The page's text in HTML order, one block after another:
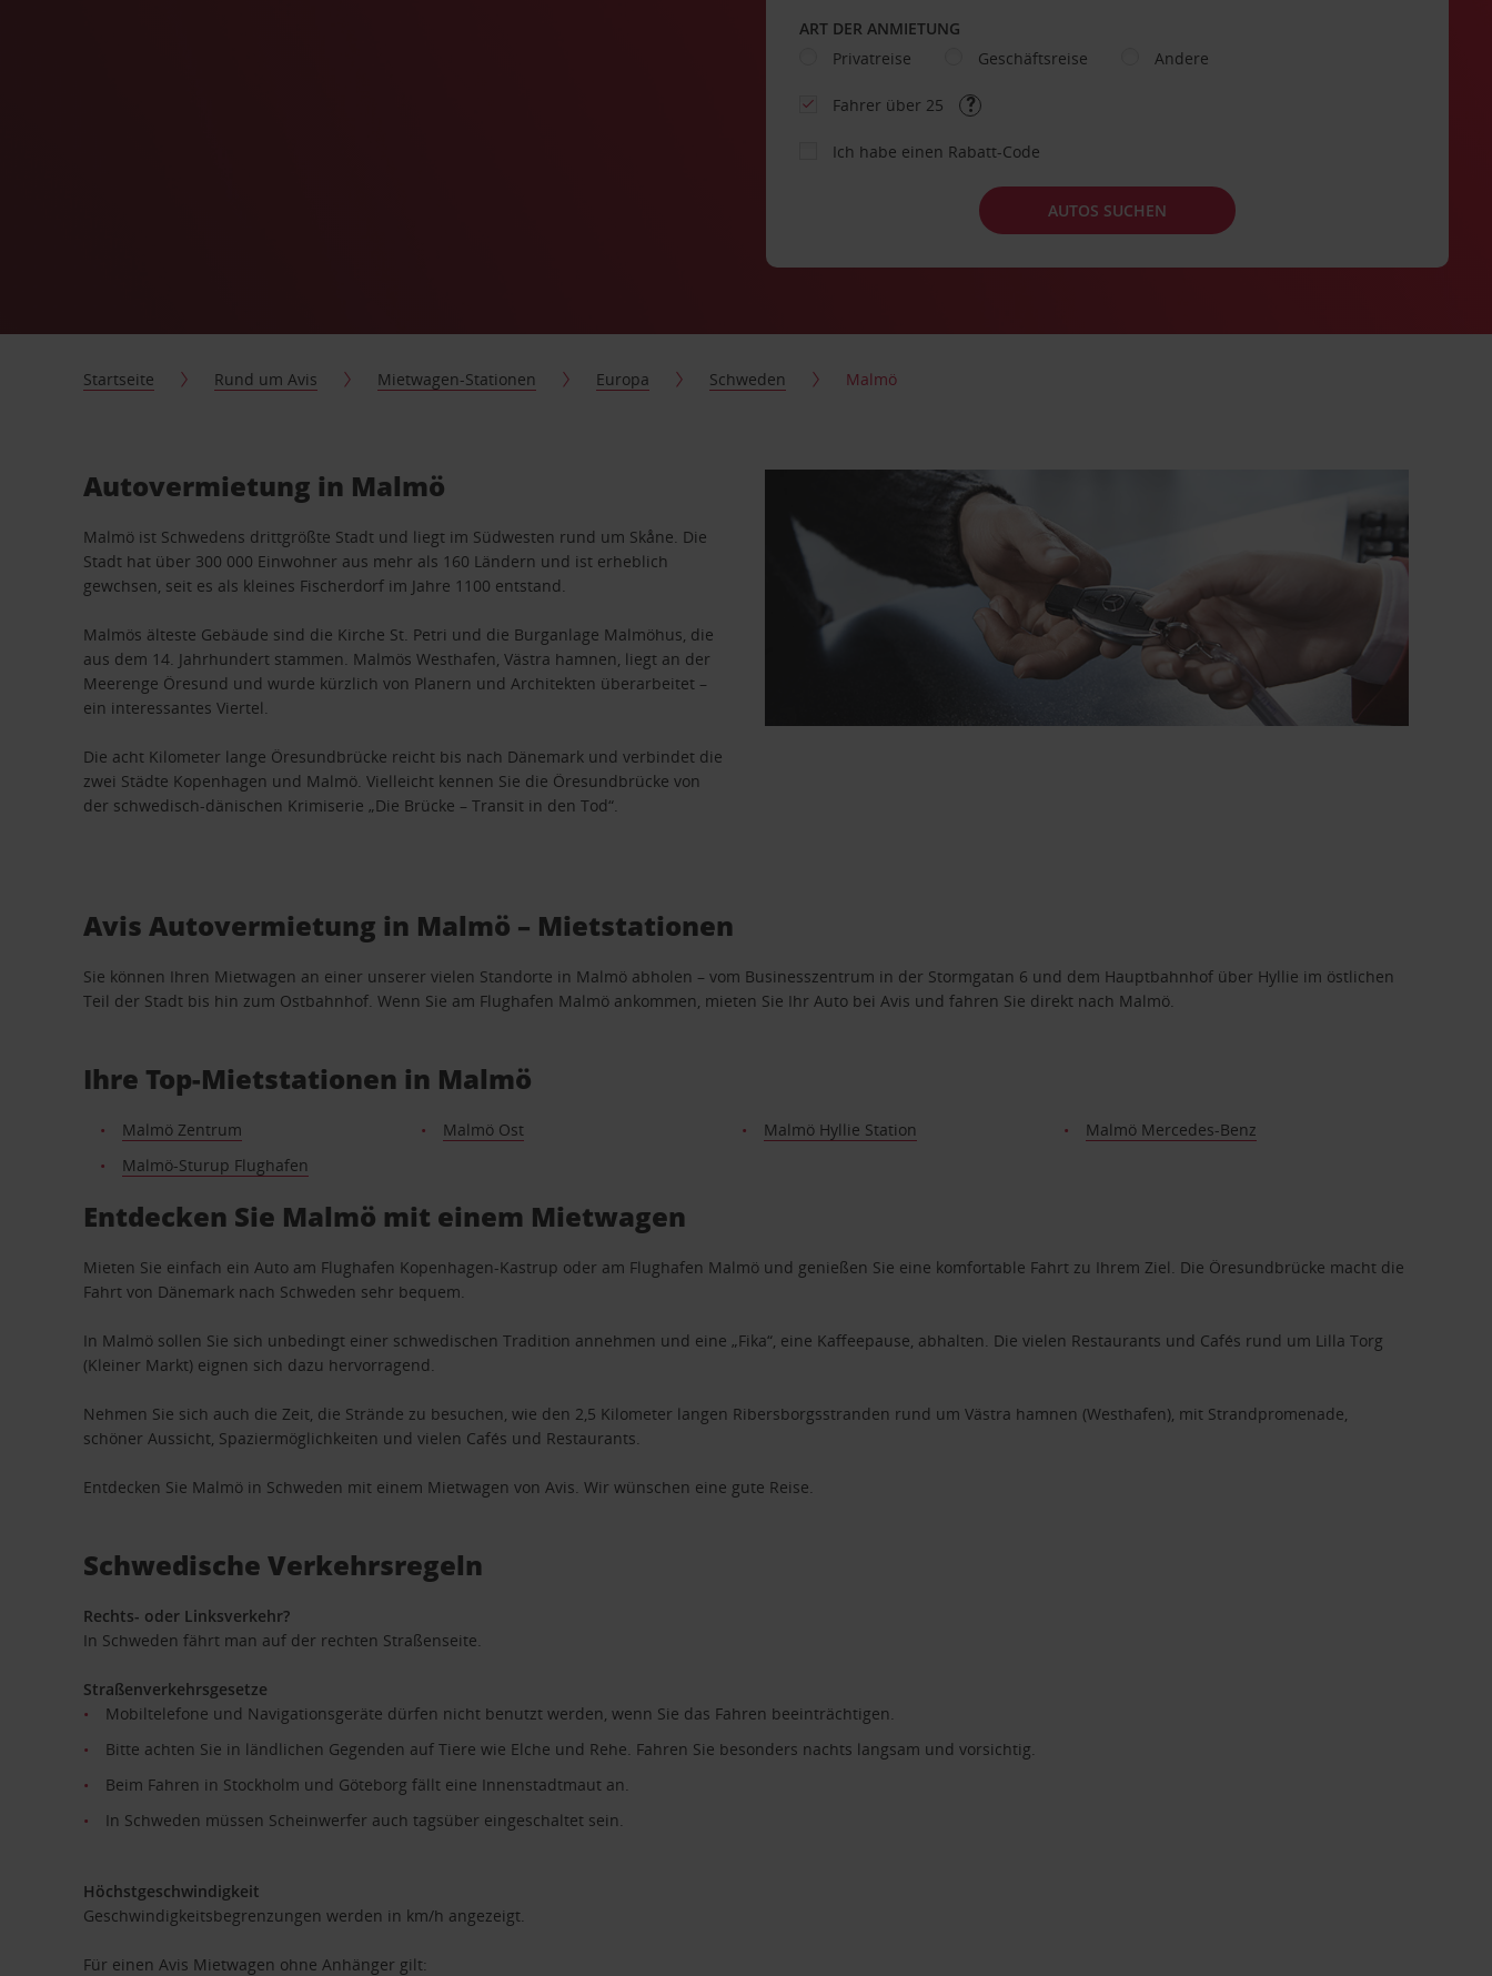
ART DER ANMIETUNG
Privatreise
Geschäftsreise Andere
Fahrer über 25
Ich habe einen Rabatt-Code
AUTOS SUCHEN
Startseite Rund um Avis Mietwagen-Stationen Europa Schweden Malmö
Autovermietung in Malmö
Malmö ist Schwedens drittgrößte Stadt und liegt im Südwesten rund um Skåne. Die
Stadt hat über 300 000 Einwohner aus mehr als 160 Ländern und ist erheblich
gewchsen, seit es als kleines Fischerdorf im Jahre 1100 entstand.
Malmös älteste Gebäude sind die Kirche St. Petri und die Burganlage Malmöhus, die
aus dem 14. Jahrhundert stammen. Malmös Westhafen, Västra hamnen, liegt an der
Meerenge Öresund und wurde kürzlich von Planern und Architekten überarbeitet –
ein interessantes Viertel.
Die acht Kilometer lange Öresundbrücke reicht bis nach Dänemark und verbindet die
zwei Städte Kopenhagen und Malmö. Vielleicht kennen Sie die Öresundbrücke von
der schwedisch-dänischen Krimiserie „Die Brücke – Transit in den Tod“.
Avis Autovermietung in Malmö – Mietstationen
Sie können Ihren Mietwagen an einer unserer vielen Standorte in Malmö abholen – vom Businesszentrum in der Stormgatan 6 und dem Hauptbahnhof über Hyllie im östlichen
Teil der Stadt bis hin zum Ostbahnhof. Wenn Sie am Flughafen Malmö ankommen, mieten Sie Ihr Auto bei Avis und fahren Sie direkt nach Malmö.
Ihre Top-Mietstationen in Malmö
Malmö Zentrum Malmö Ost Malmö Hyllie Station
Malmö Mercedes-Benz
Malmö-Sturup Flughafen
Entdecken Sie Malmö mit einem Mietwagen
Mieten Sie einfach ein Auto am Flughafen Kopenhagen-Kastrup oder am Flughafen Malmö und genießen Sie eine komfortable Fahrt zu Ihrem Ziel. Die Öresundbrücke macht die
Fahrt von Dänemark nach Schweden sehr bequem.
In Malmö sollen Sie sich unbedingt einer schwedischen Tradition annehmen und eine „Fika“, eine Kaffeepause, abhalten. Die vielen Restaurants und Cafés rund um Lilla Torg
(Kleiner Markt) eignen sich dazu hervorragend.
Nehmen Sie sich auch die Zeit, die Strände zu besuchen, wie den 2,5 Kilometer langen Ribersborgsstranden rund um Västra hamnen (Westhafen), mit Strandpromenade,
schöner Aussicht, Spaziermöglichkeiten und vielen Cafés und Restaurants.
Entdecken Sie Malmö in Schweden mit einem Mietwagen von Avis. Wir wünschen eine gute Reise.
Schwedische Verkehrsregeln
Rechts- oder Linksverkehr?
In Schweden fährt man auf der rechten Straßenseite.
Straßenverkehrsgesetze
Mobiltelefone und Navigationsgeräte dürfen nicht benutzt werden, wenn Sie das Fahren beeinträchtigen.
Bitte achten Sie in ländlichen Gegenden auf Tiere wie Elche und Rehe. Fahren Sie besonders nachts langsam und vorsichtig.
Beim Fahren in Stockholm und Göteborg fällt eine Innenstadtmaut an.
In Schweden müssen Scheinwerfer auch tagsüber eingeschaltet sein.
Höchstgeschwindigkeit
Geschwindigkeitsbegrenzungen werden in km/h angezeigt.
Für einen Avis Mietwagen ohne Anhänger gilt: